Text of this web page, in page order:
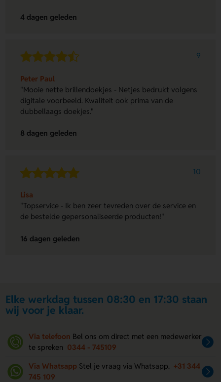
4 dagen geleden
9
Peter Paul
"Mooie nette brillendoekjes - Netjes bedrukt volgens
digitale voorbeeld. Kwaliteit ook prima van de
dubbellaags doekjes."
8 dagen geleden
10
Lisa
"Topservice - Ik ben zeer tevreden over de service en
de bestelde gepersonaliseerde producten!"
16 dagen geleden
Elke werkdag tussen 08:30 en 17:30 staan
wij voor je klaar.
Via telefoon Bel ons om direct met een medewerker
te spreken 0344 - 745109
Via Whatsapp Stel je vraag via Whatsapp. +31 344
745 109